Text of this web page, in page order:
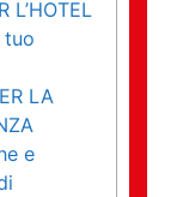
L’HOTEL
tuo
LA
e